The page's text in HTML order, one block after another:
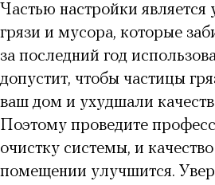
Частью настройки является
грязи и мусора, которые
за последний год
допустит, чтобы частицы
ваш дом и ухудшали
Поэтому проведите
очистку системы, и
помещении улучшится.